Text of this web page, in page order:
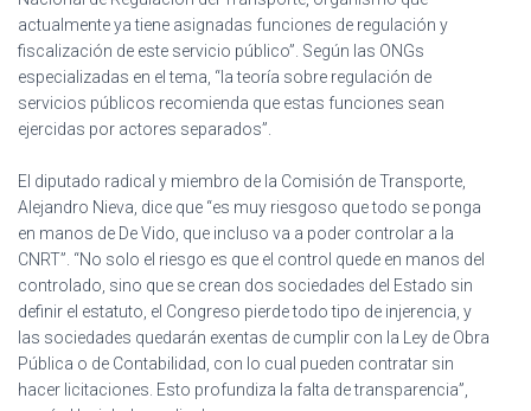
actualmente ya tiene asignadas funciones de regulación y
fiscalización de este servicio público”. Según las ONGs
especializadas en el tema, “la teoría sobre regulación de
servicios públicos recomienda que estas funciones sean
ejercidas por actores separados”.
El diputado radical y miembro de la Comisión de Transporte,
Alejandro Nieva, dice que “es muy riesgoso que todo se ponga
en manos de De Vido, que incluso va a poder controlar a la
CNRT”. “No solo el riesgo es que el control quede en manos del
controlado, sino que se crean dos sociedades del Estado sin
definir el estatuto, el Congreso pierde todo tipo de injerencia, y
las sociedades quedarán exentas de cumplir con la Ley de Obra
Pública o de Contabilidad, con lo cual pueden contratar sin
hacer licitaciones. Esto profundiza la falta de transparencia”,